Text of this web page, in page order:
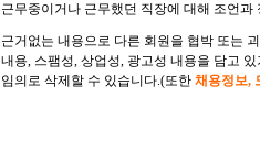
근무중이거나 근무했던 직장에 대해 조언과
근거없는 내용으로 다른 회원을 협박 또는
내용, 스팸성, 상업성, 광고성 내용을 담고
임의로 삭제할 수 있습니다.(또한 채용정보,